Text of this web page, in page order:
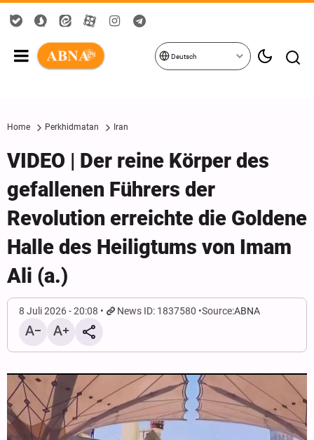
Deutsch
Home Perkhidmatan Iran
VIDEO | Der reine Körper des
gefallenen Führers der
Revolution erreichte die Goldene
Halle des Heiligtums von Imam
Ali (a.)
8 Juli 2026 - 20:08 News ID: 1837580 Source:ABNA